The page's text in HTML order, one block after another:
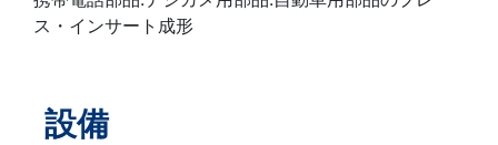
ス・インサート成形
設備